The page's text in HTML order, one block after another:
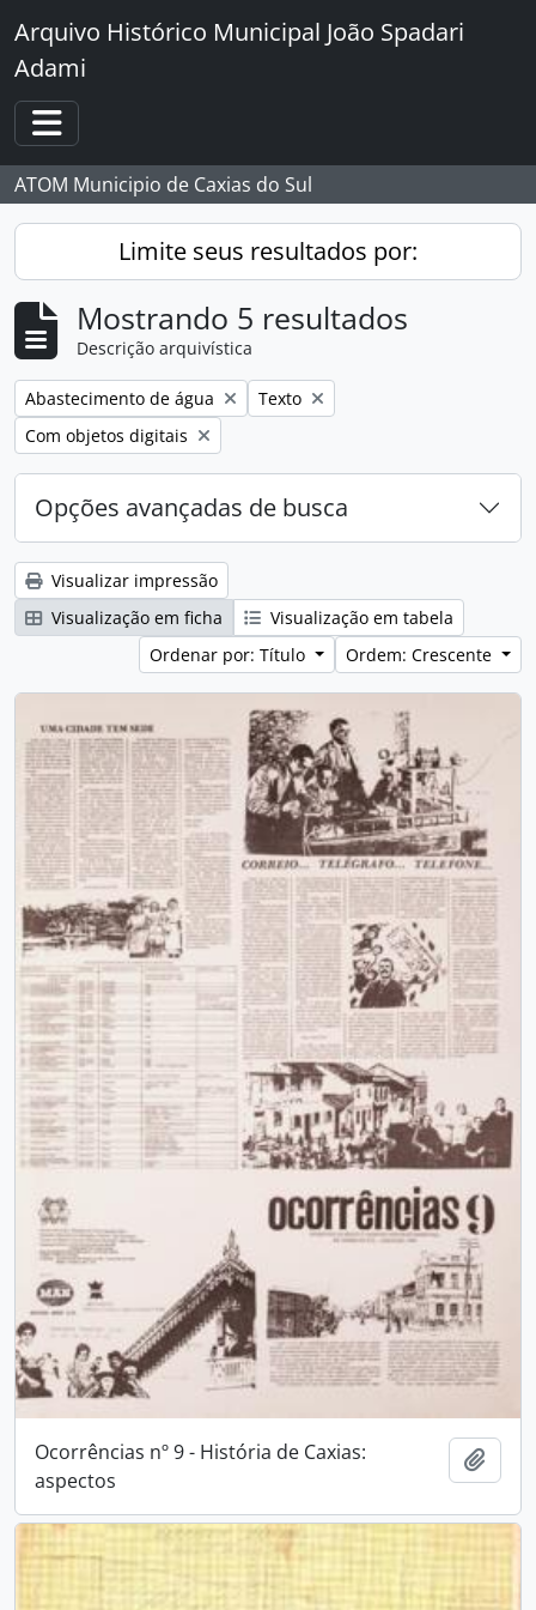
Skip to main content
Arquivo Histórico Municipal João Spadari
Adami
Toggle navigation
ATOM Municipio de Caxias do Sul
Limite seus resultados por:
Mostrando 5 resultados
Descrição arquivística
Remover filtro:
Abastecimento de água Remover filtro:
Texto
Remover filtro:
Com objetos digitais
Opções avançadas de busca
Visualizar impressão
Visualização em ficha
Visualização em tabela
Ordenar por: Título
Ordem: Crescente
Ocorrências nº 9 - História de Caxias:
aspectos